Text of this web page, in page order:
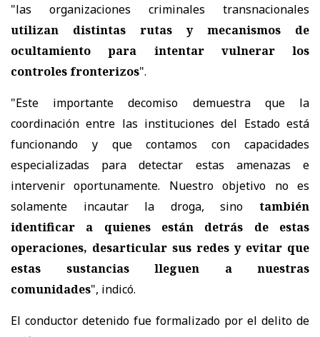
"las organizaciones criminales transnacionales
utilizan distintas rutas y mecanismos de
ocultamiento para intentar vulnerar los
controles fronterizos".
"Este importante decomiso demuestra que la
coordinación entre las instituciones del Estado está
funcionando y que contamos con capacidades
especializadas para detectar estas amenazas e
intervenir oportunamente. Nuestro objetivo no es
solamente incautar la droga, sino también
identificar a quienes están detrás de estas
operaciones, desarticular sus redes y evitar que
estas sustancias lleguen a nuestras
comunidades", indicó.
El conductor detenido fue formalizado por el delito de